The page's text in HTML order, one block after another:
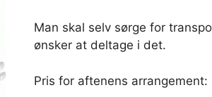
Man skal selv sørge for
ønsker at deltage i det.
Pris for aftenens arrangement: